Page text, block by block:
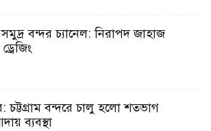
বন্দর চ্যানেল: নিরাপদ জাহাজ
চট্টগ্রাম বন্দরে চালু হলো শতভাগ
ব্যবস্থা